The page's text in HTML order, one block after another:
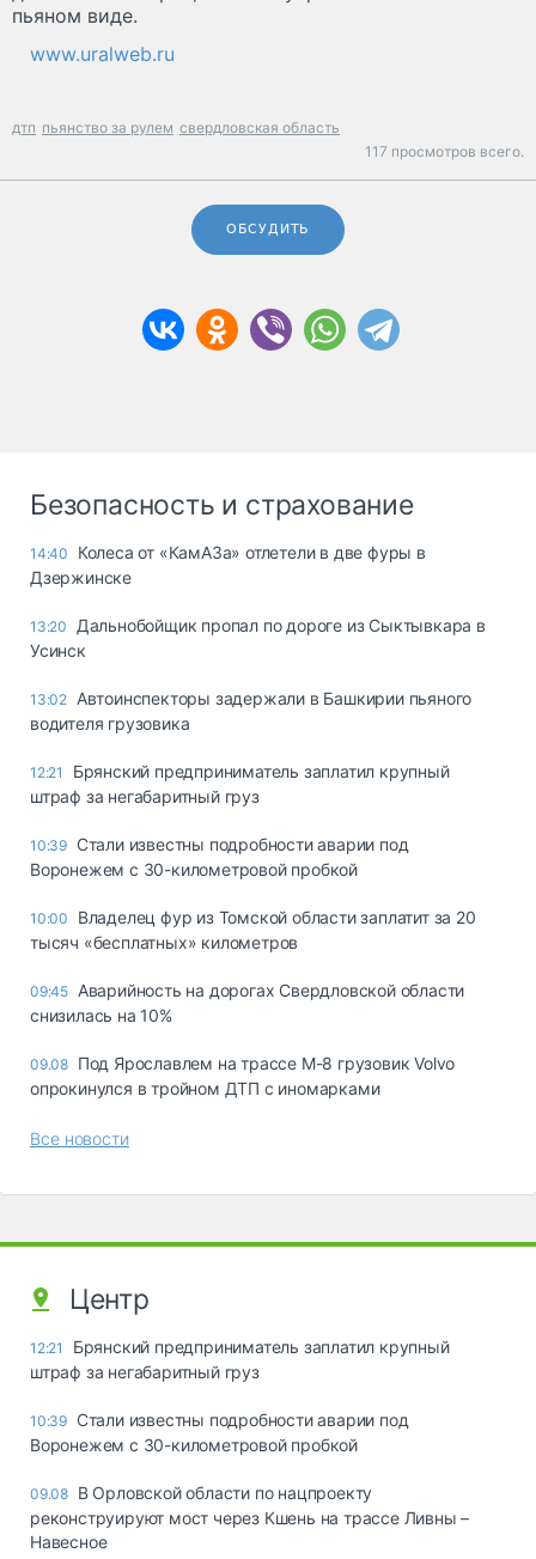
пьяном виде.
www.uralweb.ru
дтп пьянство за рулем свердловская область
117 просмотров всего.
ОБСУДИТЬ
Безопасность и страхование
14:40
Колеса от «КамАЗа» отлетели в две фуры в
Дзержинске
13:20
Дальнобойщик пропал по дороге из Сыктывкара в
Усинск
13:02 Автоинспекторы задержали в Башкирии пьяного
водителя грузовика
12:21
Брянский предприниматель заплатил крупный
штраф за негабаритный груз
10:39 Стали известны подробности аварии под
Воронежем с 30-километровой пробкой
10:00
Владелец фур из Томской области заплатит за 20
тысяч «бесплатных» километров
09:45 Аварийность на дорогах Свердловской области
снизилась на 10%
09.08 Под Ярославлем на трассе М-8 грузовик Volvo
опрокинулся в тройном ДТП с иномарками
Все новости
Центр
12:21
Брянский предприниматель заплатил крупный
штраф за негабаритный груз
10:39 Стали известны подробности аварии под
Воронежем с 30-километровой пробкой
09.08 В Орловской области по нацпроекту
реконструируют мост через Кшень на трассе Ливны –
Навесное